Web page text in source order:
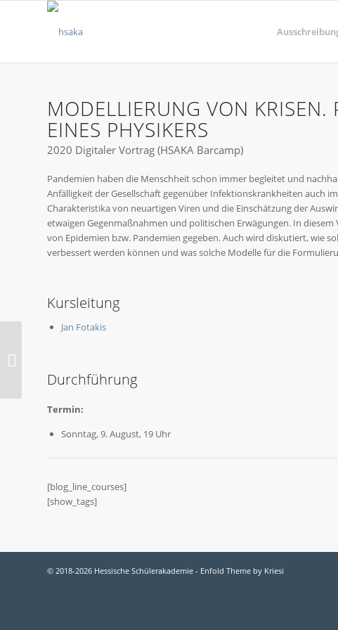
MODELLIERUNG VON
EINES PHYSIKERS
2020 Digitaler Vortrag (HSAKA Barcamp)
Pandemien haben die Menschheit schon immer begleitet und
Anfälligkeit der Gesellschaft gegenüber Infektionskrankheiten auch
Charakteristika von neuartigen Viren und die Einschätzung der
etwaigen Gegenmaßnahmen und politischen Erwägungen. In
von Epidemien bzw. Pandemien gegeben. Auch wird diskutiert, wie
verbessert werden können und was solche Modelle für die
Kursleitung
Jan Fotakis
Durchführung
Termin:
Sonntag, 9. August, 19 Uhr
[blog_line_courses]
[show_tags]
© 2018-2026 Hessische Schülerakademie - Enfold Theme by Kriesi